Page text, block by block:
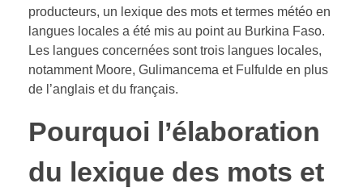
producteurs, un lexique des mots et termes météo en
langues locales a été mis au point au Burkina Faso.
Les langues concernées sont trois langues locales,
notamment Moore, Gulimancema et Fulfulde en plus
de l’anglais et du français.
Pourquoi l’élaboration
du l exique des mots et